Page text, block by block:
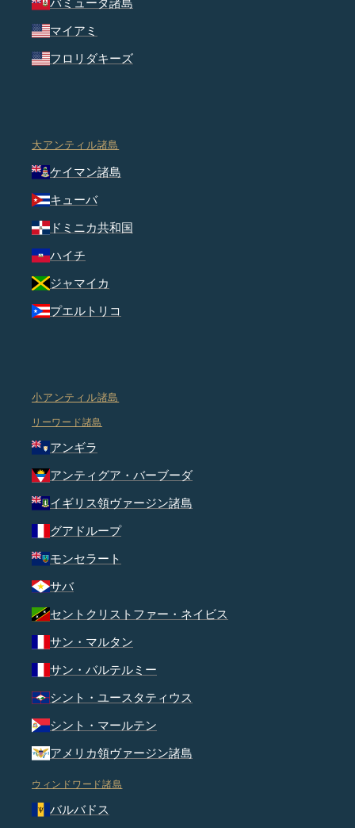
マイアミ
フロリダキーズ
大アンティル諸島
ケイマン諸島
キューバ
ドミニカ共和国
ハイチ
ジャマイカ
プエルトリコ
小アンティル諸島
リーワード諸島
アンギラ
アンティグア・バーブーダ
イギリス領ヴァージン諸島
グアドループ
モンセラート
サバ
セントクリストファー・ネイビス
サン・マルタン
サン・バルテルミー
シント・ユースタティウス
シント・マールテン
アメリカ領ヴァージン諸島
ウィンドワード諸島
バルバドス